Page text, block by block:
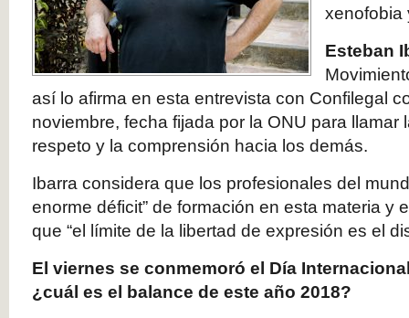
xenofobia
Esteban
así lo afirma en esta entrevista con Confilegal
noviembre, fecha fijada por la ONU para llamar
respeto y la comprensión hacia los demás.
Ibarra considera que los profesionales del
enorme déficit” de formación en esta materia y
que “el límite de la libertad de expresión es el
El viernes se conmemoró el Día
¿cuál es el balance de este año 2018?